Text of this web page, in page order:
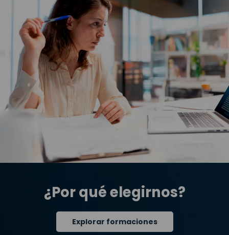
¿Por qué elegirnos?
Explorar formaciones